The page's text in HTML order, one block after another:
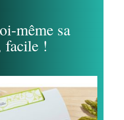
même sa
facile !